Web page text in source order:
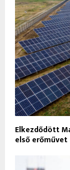
Elkezdődött
első erőművet